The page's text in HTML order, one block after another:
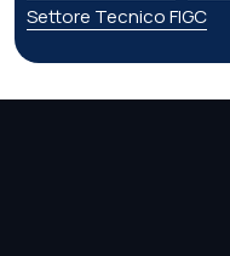
Settore Tecnico FIGC